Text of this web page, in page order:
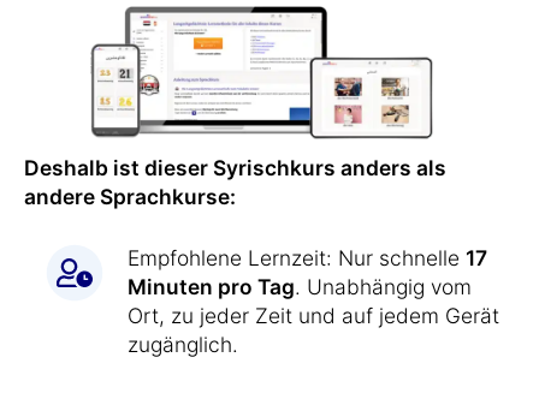
Deshalb ist dieser Syrischkurs anders als
andere Sprachkurse:
Empfohlene Lernzeit: Nur schnelle 17
Minuten pro Tag. Unabhängig vom
Ort, zu jeder Zeit und auf jedem Gerät
zugänglich.